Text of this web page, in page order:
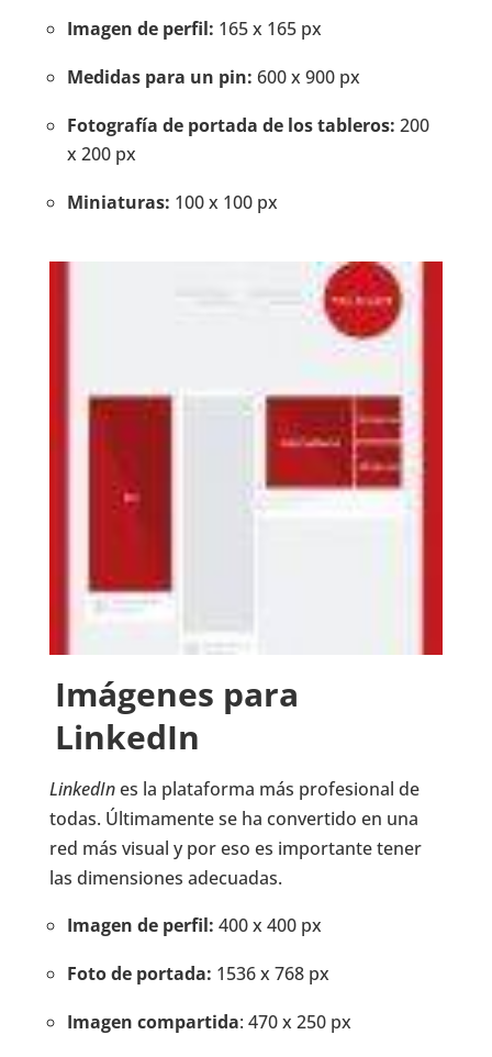
Imagen de perfil: 165 x 165 px
Medidas para un pin: 600 x 900 px
Fotografía de portada de los tableros: 200
x 200 px
Miniaturas: 100 x 100 px
Imágenes para
LinkedIn
LinkedInes la plataforma más profesional de
todas. Últimamente se ha convertido en una
red más visual y por eso es importante tener
las dimensiones adecuadas.
Imagen de perfil: 400 x 400 px
Foto de portada: 1536 x 768 px
Imagen compartida: 470 x 250 px